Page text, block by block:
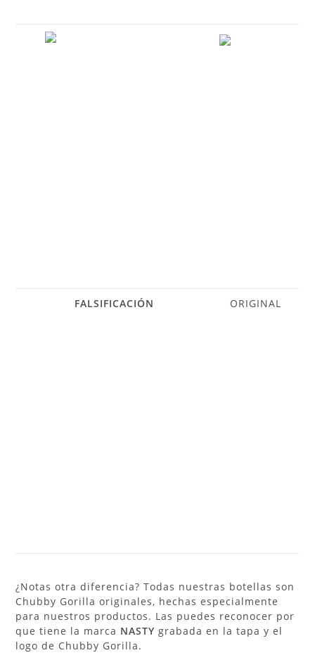
FALSIFICACIÓN ORIGINAL
¿Notas otra diferencia? Todas nuestras botellas son
Chubby Gorilla originales, hechas especialmente
para nuestros productos. Las puedes reconocer por
que tiene la marca NASTY grabada en la tapa y el
logo de Chubby Gorilla.